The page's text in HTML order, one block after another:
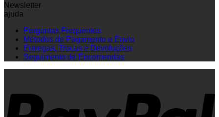
Newsletter
ajuda
Perguntas Frequentes
Métodos de Pagamento e Envio
Entregas, Trocas e Devoluções
Seguimento de Encomendas